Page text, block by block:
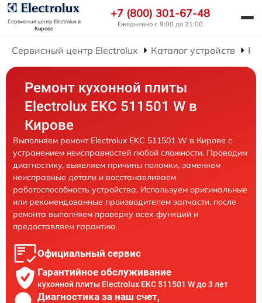
Сервисный центр Electroluxв
Кирове
+7 (800) 301-67-48
Ежедневно с 9:00 до 21:00
Сервисный центр Electrolux Каталог устройств
Ремонт кухонной плиты
Electrolux EKC 511501 W в
Кирове
Выполняем ремонт Electrolux EKC 511501 W в Кирове с
устранением неисправностей любой сложности. Проводим
диагностику, выявляем причины поломки, заменяем
неисправные детали и восстанавливаем
работоспособность устройства. Используем оригинальные
или рекомендованные производителем запчасти, после
ремонта выполняем проверку всех функций и
предоставляем гарантию.
Официальный сервис
Гарантийное обслуживание
кухонной плиты Electrolux EKC 511501 W до 3 лет
Диагностика за наш счет,